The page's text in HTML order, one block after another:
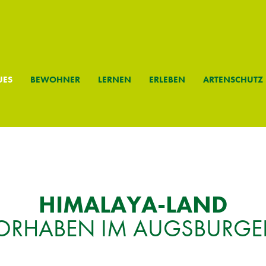
BE­WOH­NER LER­NEN ER­LE­BEN AR­TEN­SCHUTZ
HI­MA­LA­YA-LAND
IM